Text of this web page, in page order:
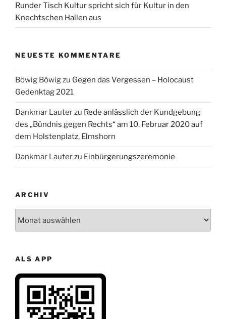
Runder Tisch Kultur spricht sich für Kultur in den
Knechtschen Hallen aus
NEUESTE KOMMENTARE
Böwig Böwigzu Gegen das Vergessen – Holocaust
Gedenktag 2021
Dankmar Lauterzu Rede anlässlich der Kundgebung
des „Bündnis gegen Rechts“ am 10. Februar 2020 auf
dem Holstenplatz, Elmshorn
Dankmar Lauterzu Einbürgerungszeremonie
ARCHIV
ALS APP